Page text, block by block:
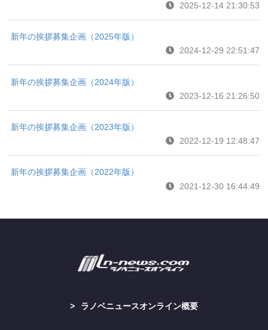
2025-12-14 21:30:53
新年の挨拶募集企画（2025年版）
2024-12-29 22:51:47
新年の挨拶募集企画（2024年版）
2023-12-16 21:26:50
新年の挨拶募集企画（2023年版）
2022-12-19 12:48:47
新年の挨拶募集企画（2022年版）
2021-12-30 16:44:49
ラノベニュースオンライン概要